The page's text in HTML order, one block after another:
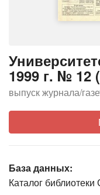
1999 г. № 12
выпуск журнала/
База данных:
Каталог